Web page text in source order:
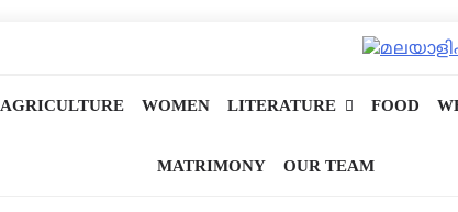
AGRICULTURE WOMEN LITERATURE FOOD
MATRIMONY OUR TEAM